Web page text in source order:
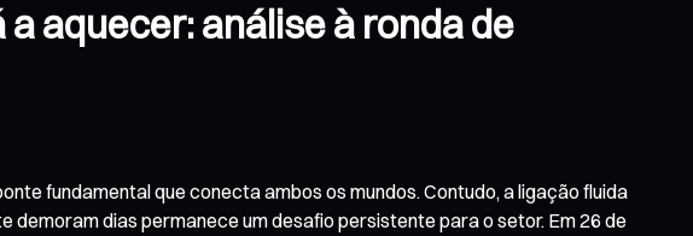
aquecer: análise à ronda de
fundamental que conecta ambos os mundos. Contudo, a ligação fluida
dias permanece um desafio persistente para o setor. Em 26 de